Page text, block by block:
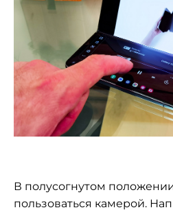
В полусогнутом
пользоваться камерой.